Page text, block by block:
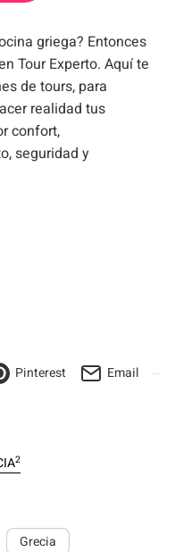
griega? Entonces
Tour Experto. Aquí te
de tours, para
realidad tus
confort,
seguridad y
Pinterest Email
2
Grecia